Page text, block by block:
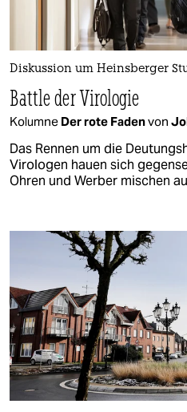
Diskussion um Heinsberger
Battle der Virologie
Kolumne Der rote Fadenvon
Das Rennen um die
Virologen hauen sich
Ohren und Werber mischen